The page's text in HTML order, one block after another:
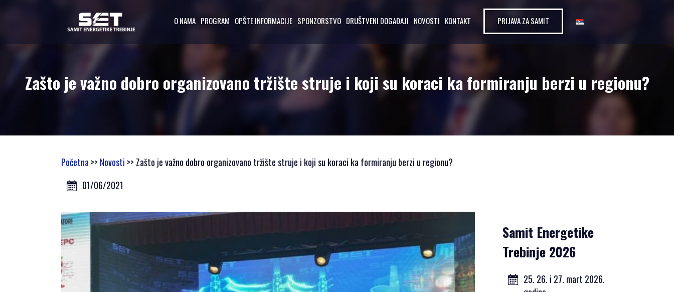
O NAMA PROGRAM OPŠTE INFORMACIJE SPONZORSTVO DRUŠTVENI DOGAĐAJI NOVOSTI KONTAKT PRIJAVA ZA SAMIT
O NAMA
ODBOR
GALERIJA 2023
GALERIJA 2022
GALERIJA 2021
GALERIJA 2020
Zašto je važno dobro organizovano tržište struje i koji su koraci ka formiranju berzi u regionu?
Početna >> Novosti >> Zašto je važno dobro organizovano tržište struje i koji su koraci ka formiranju berzi u regionu?
01/06/2021
Samit Energetike
Trebinje 2026
25. 26. i 27. mart 2026.